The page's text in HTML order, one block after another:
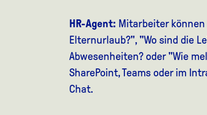
HR-Agent: Mitarbeiter
Elternurlaub?", "Wo sind die
Abwesenheiten? oder "Wie
SharePoint, Teams oder im
Chat.